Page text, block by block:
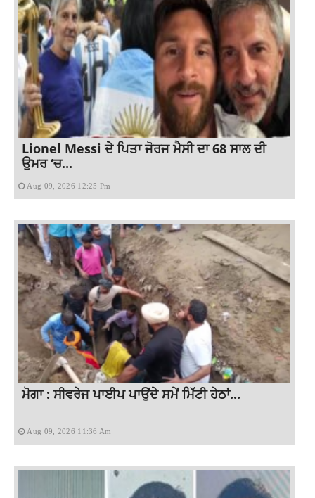
Lionel Messi ਦੇ ਪਿਤਾ ਜੋਰਜ ਮੈਸੀ ਦਾ 68 ਸਾਲ ਦੀ
ਉਮਰ ‘ਚ...
Aug 09, 2026 12:25 Pm
ਮੋਗਾ : ਸੀਵਰੇਜ ਪਾਈਪ ਪਾਉਂਦੇ ਸਮੇਂ ਮਿੱਟੀ ਹੇਠਾਂ...
Aug 09, 2026 11:36 Am